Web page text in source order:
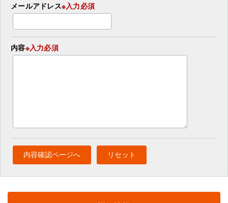
メールアドレス※入力必須
内容※入力必須